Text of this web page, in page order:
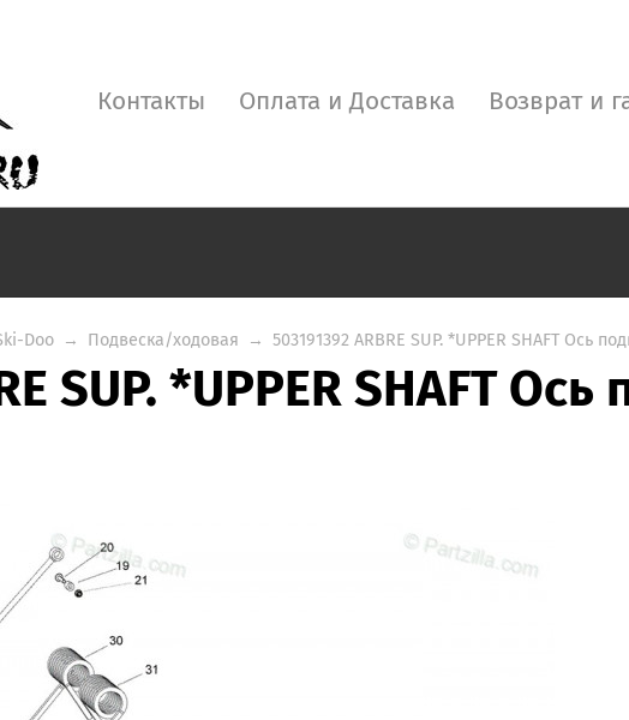
Контакты Оплата и Доставка Возврат и
Doo → Подвеска/ходовая → 503191392 ARBRE SUP. *UPPER SHAFT Ось
SUP. *UPPER SHAFT